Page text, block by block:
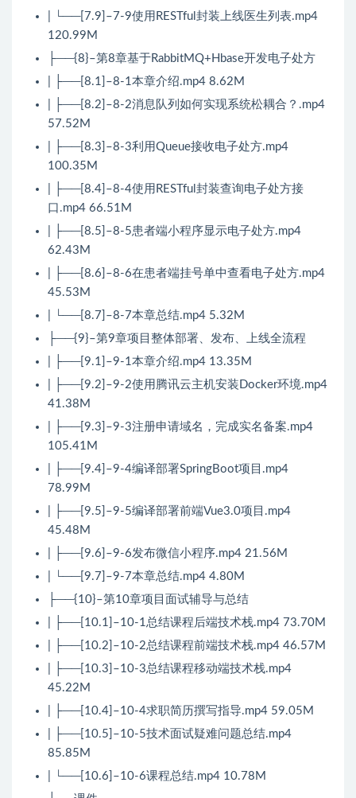
| └──[7.9]–7-9使用RESTful封装上线医生列表.mp4
120.99M
├──{8}–第8章基于RabbitMQ+Hbase开发电子处方
| ├──[8.1]–8-1本章介绍.mp4 8.62M
| ├──[8.2]–8-2消息队列如何实现系统松耦合？.mp4
57.52M
| ├──[8.3]–8-3利用Queue接收电子处方.mp4
100.35M
| ├──[8.4]–8-4使用RESTful封装查询电子处方接
口.mp4 66.51M
| ├──[8.5]–8-5患者端小程序显示电子处方.mp4
62.43M
| ├──[8.6]–8-6在患者端挂号单中查看电子处方.mp4
45.53M
| └──[8.7]–8-7本章总结.mp4 5.32M
├──{9}–第9章项目整体部署、发布、上线全流程
| ├──[9.1]–9-1本章介绍.mp4 13.35M
| ├──[9.2]–9-2使用腾讯云主机安装Docker环境.mp4
41.38M
| ├──[9.3]–9-3注册申请域名，完成实名备案.mp4
105.41M
| ├──[9.4]–9-4编译部署SpringBoot项目.mp4
78.99M
| ├──[9.5]–9-5编译部署前端Vue3.0项目.mp4
45.48M
| ├──[9.6]–9-6发布微信小程序.mp4 21.56M
| └──[9.7]–9-7本章总结.mp4 4.80M
├──{10}–第10章项目面试辅导与总结
| ├──[10.1]–10-1总结课程后端技术栈.mp4 73.70M
| ├──[10.2]–10-2总结课程前端技术栈.mp4 46.57M
| ├──[10.3]–10-3总结课程移动端技术栈.mp4
45.22M
| ├──[10.4]–10-4求职简历撰写指导.mp4 59.05M
| ├──[10.5]–10-5技术面试疑难问题总结.mp4
85.85M
| └──[10.6]–10-6课程总结.mp4 10.78M